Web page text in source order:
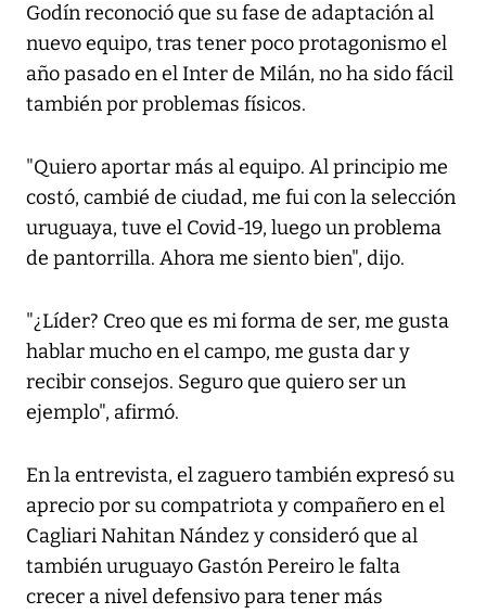
Godín reconoció que su fase de adaptación al
nuevo equipo, tras tener poco protagonismo el
año pasado en el Inter de Milán, no ha sido fácil
también por problemas físicos.
"Quiero aportar más al equipo. Al principio me
costó, cambié de ciudad, me fui con la selección
uruguaya, tuve el Covid-19, luego un problema
de pantorrilla. Ahora me siento bien", dijo.
"¿Líder? Creo que es mi forma de ser, me gusta
hablar mucho en el campo, me gusta dar y
recibir consejos. Seguro que quiero ser un
ejemplo", afirmó.
En la entrevista, el zaguero también expresó su
aprecio por su compatriota y compañero en el
Cagliari Nahitan Nández y consideró que al
también uruguayo Gastón Pereiro le falta
crecer a nivel defensivo para tener más